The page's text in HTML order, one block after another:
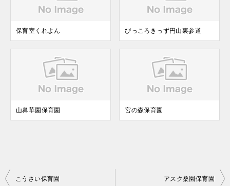
保育室くれよん ぴっころきっず円山裏参道
山鼻華園保育園 宮の森保育園
投
こうさい保育園 アスク桑園保育園